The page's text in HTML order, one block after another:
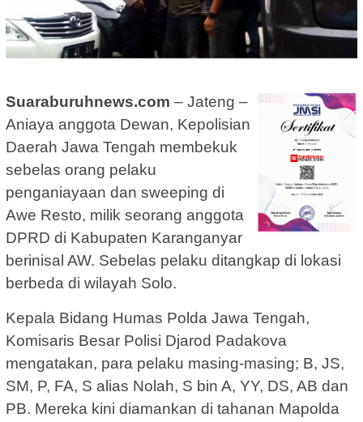
Suaraburuhnews.com – Jateng –
Aniaya anggota Dewan, Kepolisian
Daerah Jawa Tengah membekuk
sebelas orang pelaku
penganiayaan dan sweeping di
Awe Resto, milik seorang anggota
DPRD di Kabupaten Karanganyar
berinisal AW. Sebelas pelaku ditangkap di lokasi
berbeda di wilayah Solo.
Kepala Bidang Humas Polda Jawa Tengah,
Komisaris Besar Polisi Djarod Padakova
mengatakan, para pelaku masing-masing; B, JS,
SM, P, FA, S alias Nolah, S bin A, YY, DS, AB dan
PB. Mereka kini diamankan di tahanan Mapolda